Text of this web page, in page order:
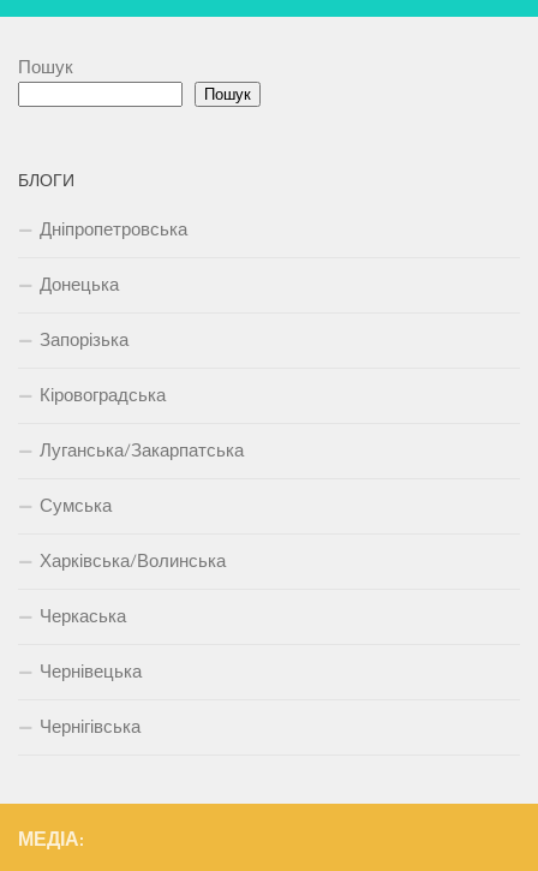
Пошук
Пошук
БЛОГИ
Дніпропетровська
Донецька
Запорізька
Кіровоградська
Луганська/Закарпатська
Сумська
Харківська/Волинська
Черкаська
Чернівецька
Чернігівська
МЕДІА: